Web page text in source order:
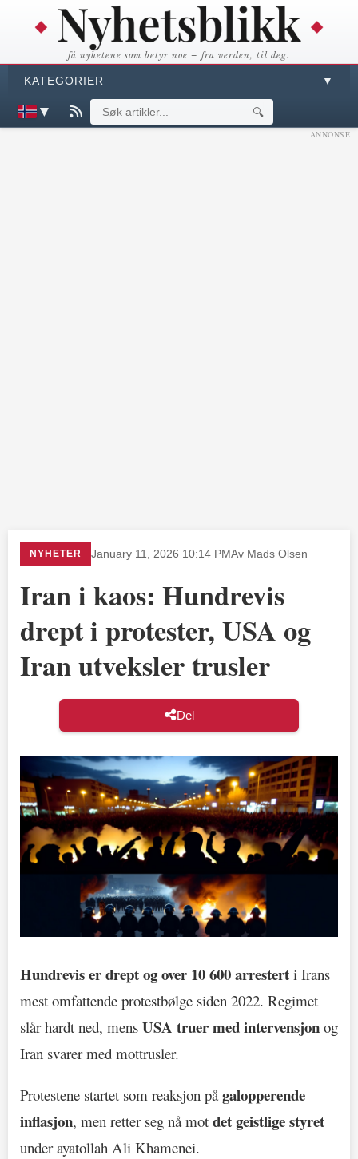
få nyhetene som betyr noe – fra verden, til deg.
KATEGORIER ▼
▼ 🔍
ANNONSE
NYHETER January 11, 2026 10:14 PMAv Mads Olsen
Iran i kaos: Hundrevis
drept i protester, USA og
Iran utveksler trusler
Del
Hundrevis er drept og over 10 600 arrestert i Irans
mest omfattende protestbølge siden 2022. Regimet
slår hardt ned, mens USA truer med intervensjon og
Iran svarer med mottrusler.
Protestene startet som reaksjon pågalopperende
inflasjon, men retter seg nå mot det geistlige styret
under ayatollah Ali Khamenei.